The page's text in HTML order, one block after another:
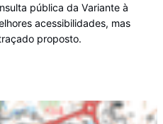
pública da Variante à
acessibilidades, mas
proposto.